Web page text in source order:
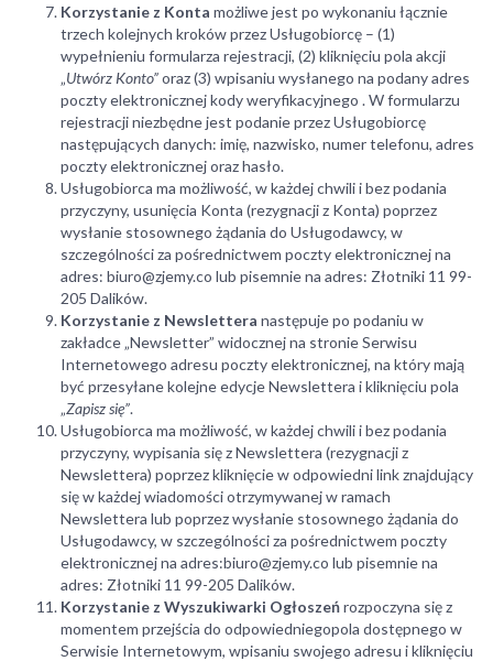
Korzystanie z Konta możliwe jest po wykonaniu łącznie
trzech kolejnych kroków przez Usługobiorcę – (1)
wypełnieniu formularza rejestracji, (2) kliknięciu pola akcji
„Utwórz Konto”oraz (3) wpisaniu wysłanego na podany adres
poczty elektronicznej kody weryfikacyjnego . W formularzu
rejestracji niezbędne jest podanie przez Usługobiorcę
następujących danych: imię, nazwisko, numer telefonu, adres
poczty elektronicznej oraz hasło.
Usługobiorca ma możliwość, w każdej chwili i bez podania
przyczyny, usunięcia Konta (rezygnacji z Konta) poprzez
wysłanie stosownego żądania do Usługodawcy, w
szczególności za pośrednictwem poczty elektronicznej na
adres: biuro@zjemy.co lub pisemnie na adres: Złotniki 11 99-
205 Dalików.
Korzystanie z Newslettera następuje po podaniu w
zakładce „Newsletter” widocznej na stronie Serwisu
Internetowego adresu poczty elektronicznej, na który mają
być przesyłane kolejne edycje Newslettera i kliknięciu pola
„Zapisz się”.
Usługobiorca ma możliwość, w każdej chwili i bez podania
przyczyny, wypisania się z Newslettera (rezygnacji z
Newslettera) poprzez kliknięcie w odpowiedni link znajdujący
się w każdej wiadomości otrzymywanej w ramach
Newslettera lub poprzez wysłanie stosownego żądania do
Usługodawcy, w szczególności za pośrednictwem poczty
elektronicznej na adres:biuro@zjemy.co lub pisemnie na
adres: Złotniki 11 99-205 Dalików.
Korzystanie z Wyszukiwarki Ogłoszeńrozpoczyna się z
momentem przejścia do odpowiedniegopola dostępnego w
Serwisie Internetowym, wpisaniu swojego adresu i kliknięciu